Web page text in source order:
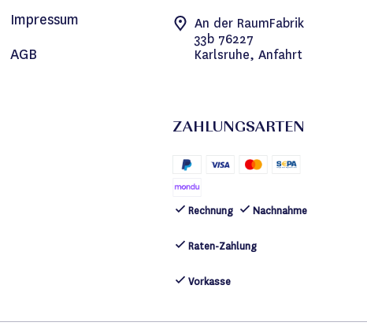
Impressum
AGB
An der RaumFabrik
33b 76227
Karlsruhe, Anfahrt
ZAHLUNGSARTEN
Rechnung Nachnahme
Raten-Zahlung
Vorkasse